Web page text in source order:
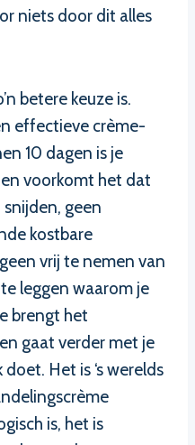
niets door dit alles
betere keuze is.
effectieve crème-
10 dagen is je
voorkomt het dat
geen
kostbare
vrij te nemen van
leggen waarom je
brengt het
gaat verder met je
Het is ‘s werelds
is, het is